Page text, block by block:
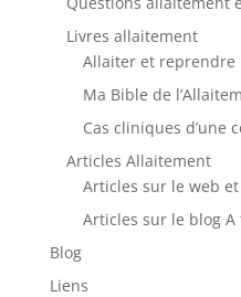
Livres allaitement
Allaiter et reprendre
Ma Bible de
Cas cliniques d’une
Articles Allaitement
Articles sur le web
Articles sur le blog A
Blog
Liens